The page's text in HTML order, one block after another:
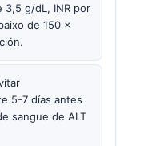
3,5 g/dL, INR por
de 150 ×
5-7 días antes
sangue de ALT